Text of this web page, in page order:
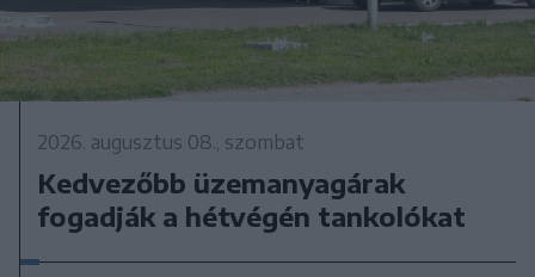
2026. augusztus 08., szombat
Kedvezőbb üzemanyagárak
fogadják a hétvégén tankolókat